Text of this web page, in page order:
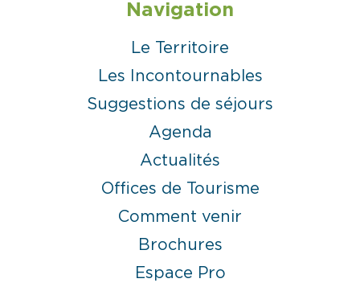
Navigation
Le Territoire
Les Incontournables
Suggestions de séjours
Agenda
Actualités
Offices de Tourisme
Comment venir
Brochures
Espace Pro